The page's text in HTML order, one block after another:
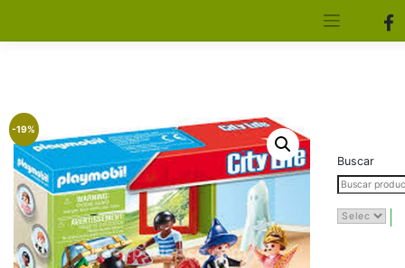
-19%
Buscar